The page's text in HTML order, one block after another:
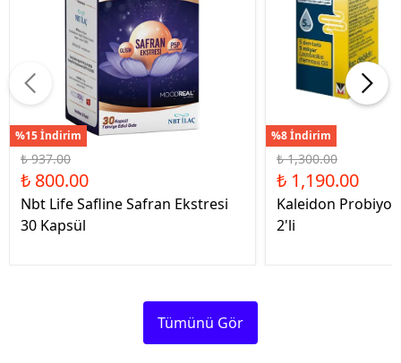
%15 İndirim
₺ 937.00
₺ 800.00
Nbt Life Safline Safran Ekstresi
30 Kapsül
%8 İndirim
₺ 1,300.00
₺ 1,190.00
Kaleidon
2'li
Tümünü Gör